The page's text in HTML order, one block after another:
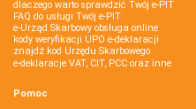
dlaczego warto sprawdzić Twój e-PIT
FAQ do usługi Twój e-PIT
e-Urząd Skarbowy obsługa online
kody weryfikacji UPO e-deklaracji
znajdź kod Urzędu Skarbowego
e-deklaracje VAT, CIT, PCC oraz inne
Pomoc